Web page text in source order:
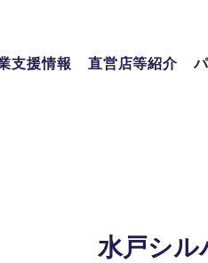
支援情報 直営店等紹介
水戸シル